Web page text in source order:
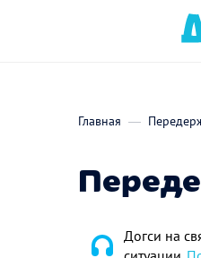
Главная
Догси на